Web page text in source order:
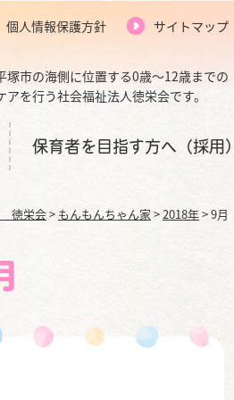
個人情報保護方針 サイトマップ
塚市の海側に位置する0歳～12歳までの
アを行う社会福祉法人徳栄会です。
保育者を目指す方へ（採用）
徳栄会> もんもんちゃん家 >2018年>9月